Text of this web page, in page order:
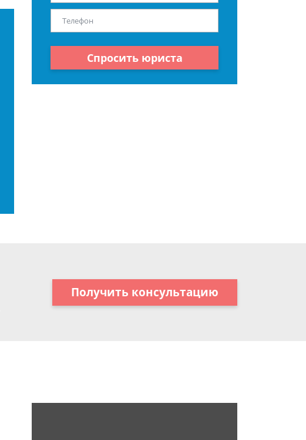
Спросить юриста
Получить консультацию